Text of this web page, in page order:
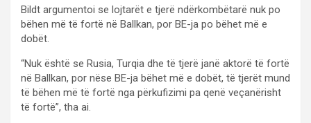
Bildt argumentoi se lojtarët e tjerë ndërkombëtarë nuk po
bëhen më të fortë në Ballkan, por BE-ja po bëhet më e
dobët.
“Nuk është se Rusia, Turqia dhe të tjerë janë aktorë të fortë
në Ballkan, por nëse BE-ja bëhet më e dobët, të tjerët mund
të bëhen më të fortë nga përkufizimi pa qenë veçanërisht
të fortë”, tha ai.